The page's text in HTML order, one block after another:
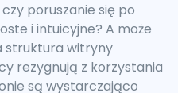
poruszanie się po
i intuicyjne? A może
struktura witryny
rezygnują z korzystania
są wystarczająco